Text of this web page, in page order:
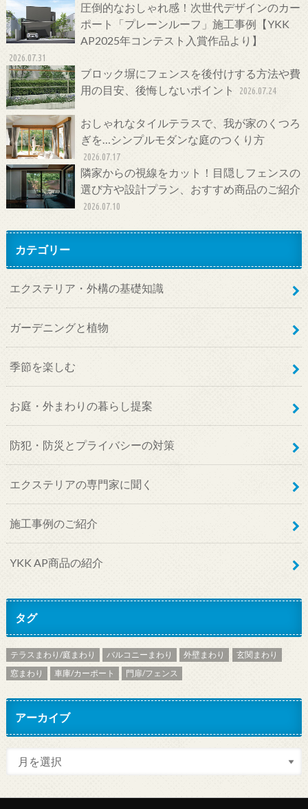
圧倒的なおしゃれ感！次世代デザインのカー
ポート「プレーンルーフ」施工事例【YKK
AP2025年コンテスト入賞作品より】
2026.07.31
ブロック塀にフェンスを後付けする方法や費
用の目安、後悔しないポイント
2026.07.24
おしゃれなタイルテラスで、我が家のくつろ
ぎを…シンプルモダンな庭のつくり方
2026.07.17
隣家からの視線をカット！目隠しフェンスの
選び方や設計プラン、おすすめ商品のご紹介
2026.07.10
カテゴリー
エクステリア・外構の基礎知識
ガーデニングと植物
季節を楽しむ
お庭・外まわりの暮らし提案
防犯・防災とプライバシーの対策
エクステリアの専門家に聞く
施工事例のご紹介
YKK AP商品の紹介
タグ
テラスまわり/庭まわり バルコニーまわり 外壁まわり
玄関まわり
窓まわり
車庫/カーポート 門扉/フェンス
アーカイブ